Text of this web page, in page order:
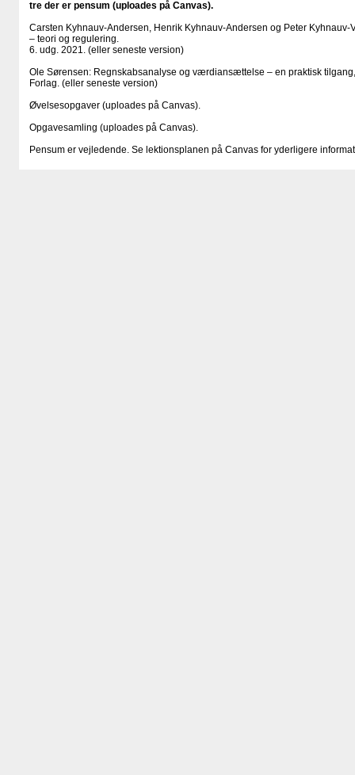
tre der er pensum (uploades på Canvas).
Carsten Kyhnauv-Andersen, Henrik Kyhnauv-Andersen og Peter
– teori og regulering.
6. udg. 2021. (eller seneste version)
Ole Sørensen: Regnskabsanalyse og værdiansættelse – en praktisk
Forlag. (eller seneste version)
Øvelsesopgaver (uploades på Canvas).
Opgavesamling (uploades på Canvas).
Pensum er vejledende. Se lektionsplanen på Canvas for yderligere